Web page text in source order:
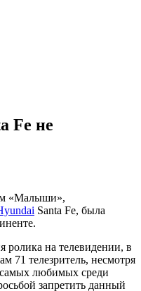
Fe не
«Малыши»,
Santa Fe, была
ролика на телевидении, в
71 телезритель, несмотря
самых любимых среди
запретить данный